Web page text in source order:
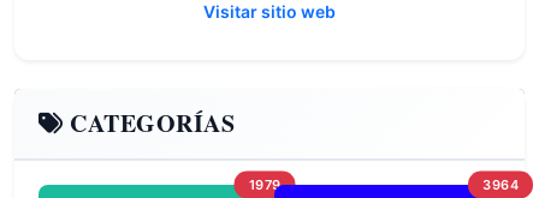
Visitar sitio web
CATEGORÍAS
1979 3964